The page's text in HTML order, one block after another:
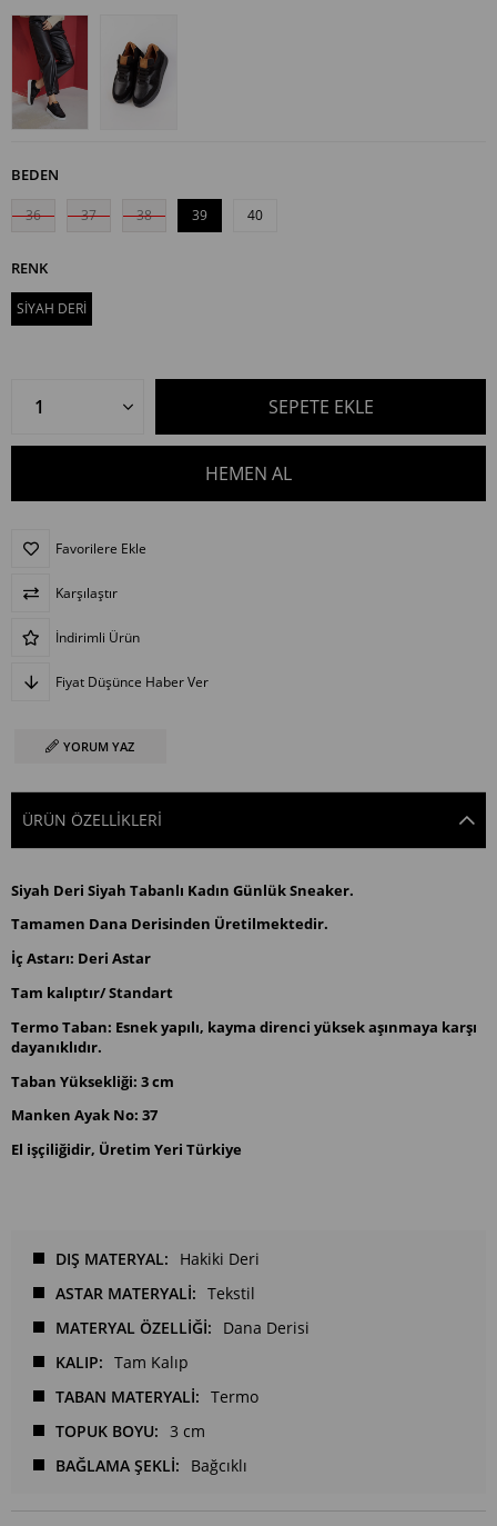
BEDEN
36 37 38 39 40
RENK
SİYAH DERİ
Favorilere Ekle
Karşılaştır
İndirimli Ürün
Fiyat Düşünce Haber Ver
YORUM YAZ
ÜRÜN ÖZELLIKLERI
Siyah Deri Siyah Tabanlı Kadın Günlük Sneaker.
Tamamen Dana Derisinden Üretilmektedir.
İç Astarı: Deri Astar
Tam kalıptır/ Standart
Termo Taban: Esnek yapılı, kayma direnci yüksek aşınmaya karşı
dayanıklıdır.
Taban Yüksekliği: 3 cm
Manken Ayak No: 37
El işçiliğidir, Üretim Yeri Türkiye
DIŞ MATERYAL
Hakiki Deri
ASTAR MATERYALİ
Tekstil
MATERYAL ÖZELLİĞİ
Dana Derisi
KALIP
Tam Kalıp
TABAN MATERYALİ
Termo
TOPUK BOYU
3 cm
BAĞLAMA ŞEKLİ
Bağcıklı